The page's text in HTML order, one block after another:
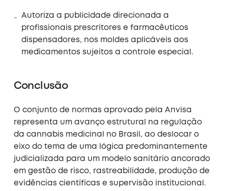
Autoriza a publicidade direcionada a
profissionais prescritores e farmacêuticos
dispensadores, nos moldes aplicáveis aos
medicamentos sujeitos a controle especial.
Conclusão
O conjunto de normas aprovado pela Anvisa
representa um avanço estrutural na regulação
da cannabis medicinal no Brasil, ao deslocar o
eixo do tema de uma lógica predominantemente
judicializada para um modelo sanitário ancorado
em gestão de risco, rastreabilidade, produção de
evidências científicas e supervisão institucional.